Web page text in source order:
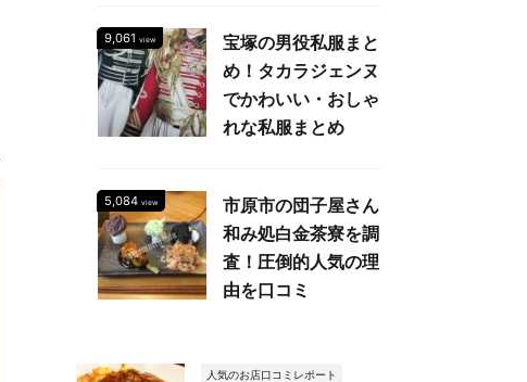
9,061 view
宝塚の男役私服まと
め！タカラジェンヌ
でかわいい・おしゃ
れな私服まとめ
5,084 view
市原市の団子屋さん
和み処白金茶寮を調
査！圧倒的人気の理
由を口コミ
人気のお店口コミレポート